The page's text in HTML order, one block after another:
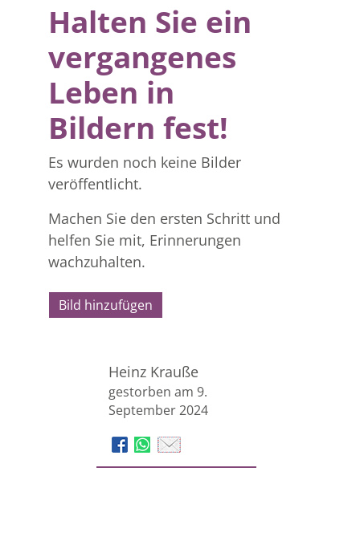
Halten Sie ein
vergangenes
Leben in
Bildern fest!
Es wurden noch keine Bilder
veröffentlicht.
Machen Sie den ersten Schritt und
helfen Sie mit, Erinnerungen
wachzuhalten.
Bild hinzufügen
Heinz Krauße
gestorben am 9.
September 2024